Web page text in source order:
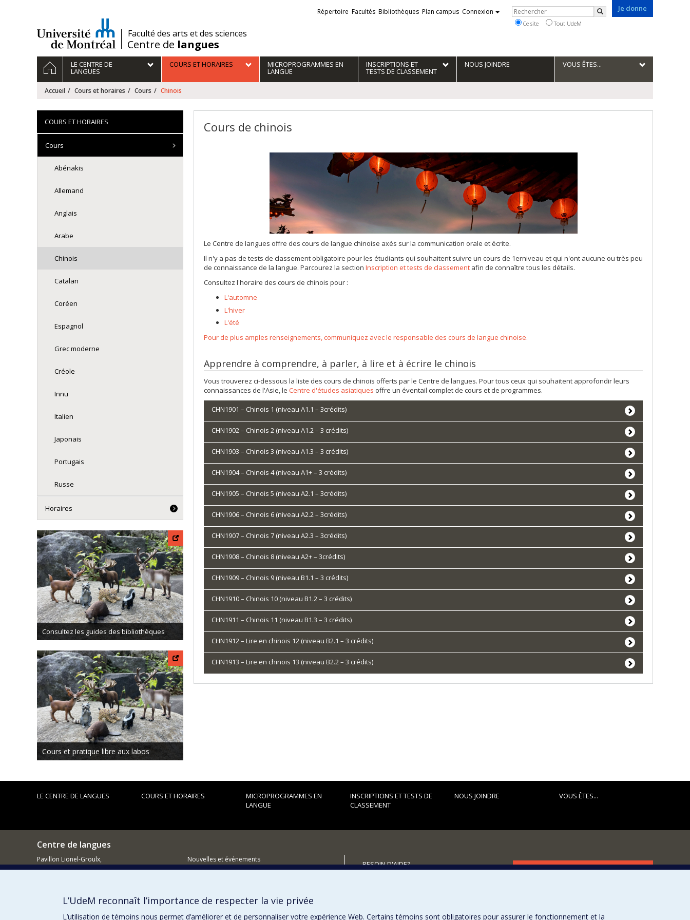
/Faculté des arts et des sciences
Centre de langues
Je donne
Liens
externes
Répertoire Facultés Bibliothèques Plan campus Connexion Rechercher
Rechercher
Ce site Tout UdeM
Navigation
principale
ACCUEILLE CENTRE DE
LANGUES
COURS ET HORAIRES MICROPROGRAMMES EN
LANGUE
INSCRIPTIONS ET
TESTS DE CLASSEMENT
NOUS JOINDRE VOUS ÊTES...
Accueil Cours et horaires Cours Chinois
Cours de chinois
Le Centre de langues offre des cours de langue chinoise axés sur la communication orale et écrite.
Il n'y a pas de tests de classement obligatoire pour les étudiants qui souhaitent suivre un cours de 1erniveau et qui n'ont aucune ou très peu
de connaissance de la langue. Parcourez la section Inscription et tests de classement afin de connaître tous les détails.
Consultez l'horaire des cours de chinois pour :
L'automne
L'hiver
L'été
Pour de plus amples renseignements, communiquez avec le responsable des cours de langue chinoise.
Apprendre à comprendre, à parler, à lire et à écrire le chinois
Vous trouverez ci-dessous la liste des cours de chinois offerts par le Centre de langues. Pour tous ceux qui souhaitent approfondir leurs
connaissances de l'Asie, le Centre d'études asiatiques offre un éventail complet de cours et de programmes.
CHN1901 – Chinois 1 (niveau A1.1 – 3crédits)
CHN1902 – Chinois 2 (niveau A1.2 – 3 crédits)
CHN1903 – Chinois 3 (niveau A1.3 – 3 crédits)
CHN1904 – Chinois 4 (niveau A1+ – 3 crédits)
CHN1905 – Chinois 5 (niveau A2.1 – 3crédits)
CHN1906 – Chinois 6 (niveau A2.2 – 3crédits)
CHN1907 – Chinois 7 (niveau A2.3 – 3crédits)
CHN1908 – Chinois 8 (niveau A2+ – 3crédits)
CHN1909 – Chinois 9 (niveau B1.1 – 3 crédits)
CHN1910 – Chinois 10 (niveau B1.2 – 3 crédits)
CHN1911 – Chinois 11 (niveau B1.3 – 3 crédits)
CHN1912 – Lire en chinois 12 (niveau B2.1 – 3 crédits)
CHN1913 – Lire en chinois 13 (niveau B2.2 – 3 crédits)
COURS ET HORAIRES
Cours
Abénakis
Allemand
Anglais
Arabe
Chinois
Catalan
Coréen
Espagnol
Grec moderne
Créole
Innu
Italien
Japonais
Portugais
Russe
Horaires
Consultez les guides des bibliothèques
Cours et pratique libre aux labos
LE CENTRE DE LANGUES COURS ET HORAIRES
MICROPROGRAMMES EN
LANGUE
INSCRIPTIONS ET TESTS DE
CLASSEMENT
NOUS JOINDRE VOUS ÊTES...
Centre de langues
Pavillon Lionel-Groulx,
514 343-7580
Nouvelles et événements
BESOIN D'AIDE?
FACULTÉ DES ARTS ET DES SCIENCES
Nos programmes et cours
L’UdeM reconnaît l’importance de respecter la vie privée
L’utilisation de témoins nous permet d’améliorer et de personnaliser votre expérience Web. Certains témoins sont obligatoires pour assurer le fonctionnement et la